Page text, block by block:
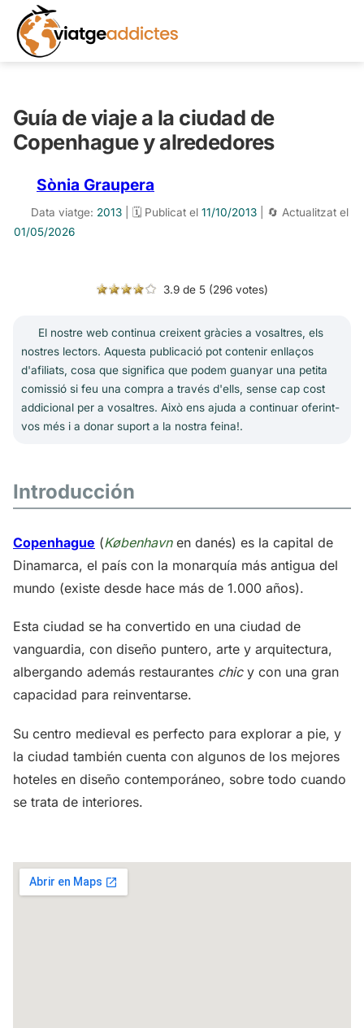
Guía de viaje a la ciudad de
Copenhague y alrededores
Sònia Graupera
Data viatge: 2013 | 🗓️ Publicat el 11/10/2013 | 🔄 Actualitzat el
01/05/2026
3.9 de 5 (296 votes)
El nostre web continua creixent gràcies a vosaltres, els
nostres lectors. Aquesta publicació pot contenir enllaços
d'afiliats, cosa que significa que podem guanyar una petita
comissió si feu una compra a través d'ells, sense cap cost
addicional per a vosaltres. Això ens ajuda a continuar oferint-
vos més i a donar suport a la nostra feina!.
Introducción
Copenhague (Københavnen danés) es la capital de
Dinamarca, el país con la monarquía más antigua del
mundo (existe desde hace más de 1.000 años).
Esta ciudad se ha convertido en una ciudad de
vanguardia, con diseño puntero, arte y arquitectura,
albergando además restaurantes chicy con una gran
capacidad para reinventarse.
Su centro medieval es perfecto para explorar a pie, y
la ciudad también cuenta con algunos de los mejores
hoteles en diseño contemporáneo, sobre todo cuando
se trata de interiores.